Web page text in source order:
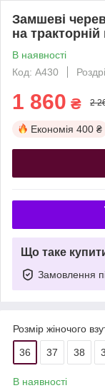
Замшеві
на тракторній
В наявності
Код: А430
1 860 ₴ 2
Економія 400 ₴
Що таке
Замовлення
Розмір жіночого
36 37 38
В наявності